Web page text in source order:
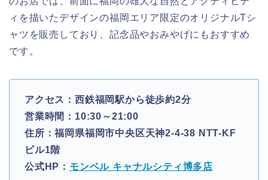
ィを描いたデザインの福岡エリア限定のオリジナルTシ
ャツを販売しており、記念品やおみやげにもおすすめ
です。
アクセス：西鉄福岡駅から徒歩約2分
営業時間：10:30～21:00
住所：福岡県福岡市中央区天神2-4-38 NTT-KF
ビル1階
公式HP： モンベル キャナルシティ博多店